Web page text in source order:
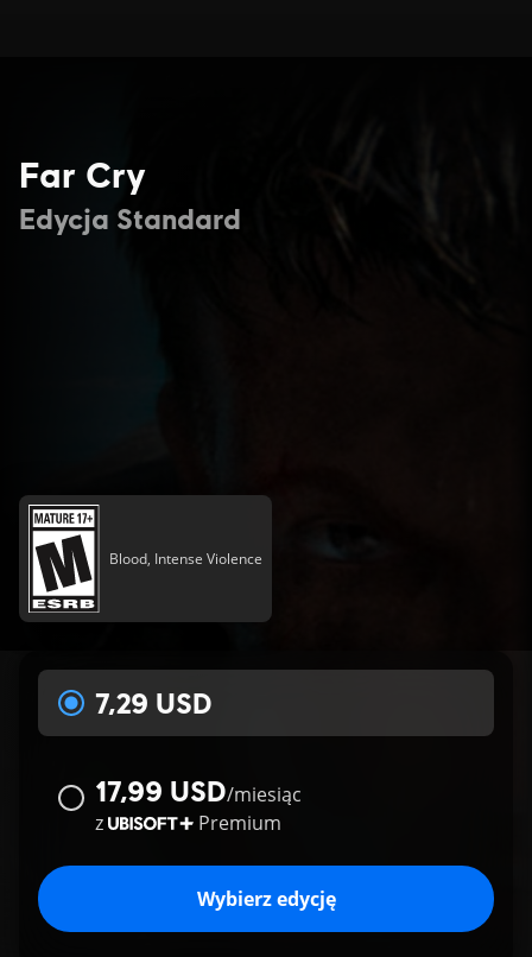
Far Cry
Edycja Standard
Blood, Intense Violence
7,29 USD
17,99 USD/miesiąc
z
Premium
Wybierz edycję